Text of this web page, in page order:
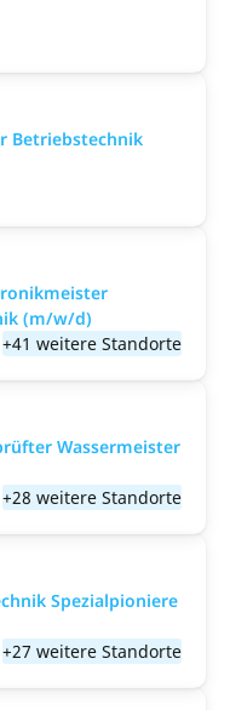
Betriebstechnik
(m/w/d)
+41 weitere Standorte
Wassermeister
+28 weitere Standorte
Spezialpioniere
+27 weitere Standorte